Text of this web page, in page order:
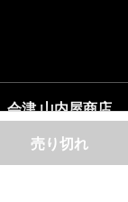
売り切れ
会津 山内屋商店
津 山内屋商店 all